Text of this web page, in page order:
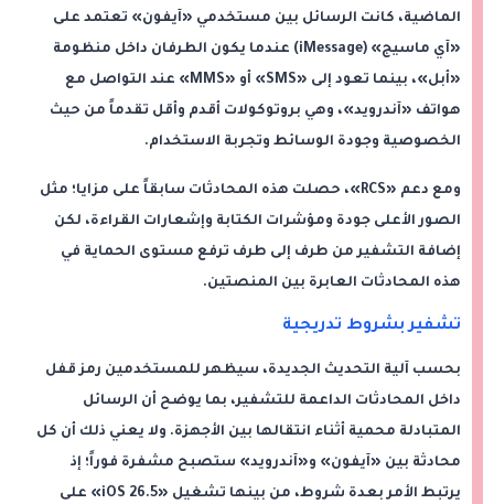
الماضية، كانت الرسائل بين مستخدمي «آيفون» تعتمد على
«آي ماسيج» (iMessage) عندما يكون الطرفان داخل منظومة
«أبل»، بينما تعود إلى «SMS» أو «MMS» عند التواصل مع
هواتف «آندرويد»، وهي بروتوكولات أقدم وأقل تقدماً من حيث
الخصوصية وجودة الوسائط وتجربة الاستخدام.
ومع دعم «RCS»، حصلت هذه المحادثات سابقاً على مزايا؛ مثل
الصور الأعلى جودة ومؤشرات الكتابة وإشعارات القراءة، لكن
إضافة التشفير من طرف إلى طرف ترفع مستوى الحماية في
هذه المحادثات العابرة بين المنصتين.
تشفير بشروط تدريجية
بحسب آلية التحديث الجديدة، سيظهر للمستخدمين رمز قفل
داخل المحادثات الداعمة للتشفير، بما يوضح أن الرسائل
المتبادلة محمية أثناء انتقالها بين الأجهزة. ولا يعني ذلك أن كل
محادثة بين «آيفون» و«آندرويد» ستصبح مشفرة فوراً؛ إذ
يرتبط الأمر بعدة شروط، من بينها تشغيل «iOS 26.5» على